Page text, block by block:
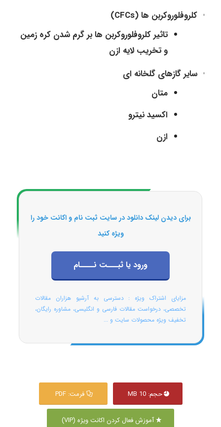
کلروفلوروکربن ها (CFCs)
تاثیر کلروفلوروکربن ها بر گرم شدن کره زمین
و تخریب لایه ازن
سایر گازهای گلخانه ای
متان
اکسید نیترو
ازن
برای دیدن لینک دانلود در سایت ثبت نام و اکانت خود را
ویژه کنید
ورود یا ثبـــت نــــام
مزایای اشتراک ویژه : دسترسی به آرشیو هزاران مقالات
تخصصی، درخواست مقالات فارسی و انگلیسی، مشاوره رایگان،
تخفیف ویژه محصولات سایت و ...
حجم: 10 MB فرمت: PDF
آموزش فعال کردن اکانت ویژه (VIP)